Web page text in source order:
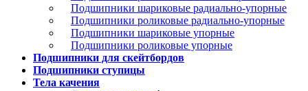
Подшипники шариковые радиально-упорные
Подшипники роликовые радиально-упорные
Подшипники шариковые упорные
Подшипники роликовые упорные
Подшипники для скейтбордов
Подшипники ступицы
Тела качения